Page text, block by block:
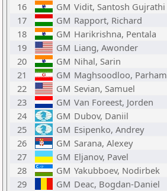
16
GM Vidit, Santosh Gujrathi
17
GM Rapport, Richard
18
GM Harikrishna, Pentala
19
GM Liang, Awonder
20
GM Nihal, Sarin
21
GM Maghsoodloo, Parham
22
GM Sevian, Samuel
23
GM Van Foreest, Jorden
24
GM Dubov, Daniil
25
GM Esipenko, Andrey
26
GM Sarana, Alexey
27
GM Eljanov, Pavel
28
GM Yakubboev, Nodirbek
29
GM Deac, Bogdan-Daniel